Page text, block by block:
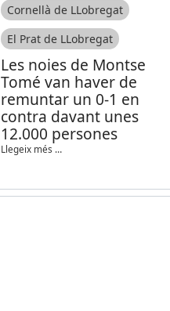
Cornellà de LLobregat
El Prat de LLobregat
Les noies de Montse
Tomé van haver de
remuntar un 0-1 en
contra davant unes
12.000 persones
Llegeix més …